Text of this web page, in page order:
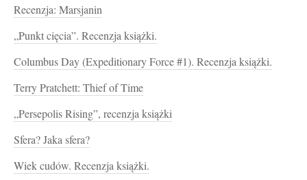
Recenzja: Marsjanin
„Punkt cięcia”. Recenzja książki.
Columbus Day (Expeditionary Force #1). Recenzja książki.
Terry Pratchett: Thief of Time
„Persepolis Rising”, recenzja książki
Sfera? Jaka sfera?
Wiek cudów. Recenzja książki.